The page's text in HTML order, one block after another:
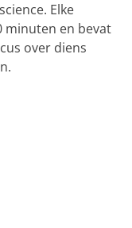
Elke
minuten en bevat
over diens